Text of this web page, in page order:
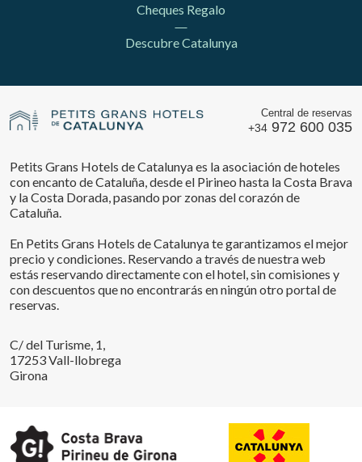
Cheques Regalo
Descubre Catalunya
Central de reservas
+34 972 600 035
Petits Grans Hotels de Catalunya es la asociación de hoteles
con encanto de Cataluña, desde el Pirineo hasta la Costa Brava
y la Costa Dorada, pasando por zonas del corazón de
Cataluña.
En Petits Grans Hotels de Catalunya te garantizamos el mejor
precio y condiciones. Reservando a través de nuestra web
estás reservando directamente con el hotel, sin comisiones y
con descuentos que no encontrarás en ningún otro portal de
reservas.
C/ del Turisme, 1,
17253 Vall-llobrega
Girona